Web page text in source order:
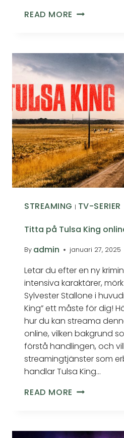
READ MORE
STREAMING | TV-SERIER
Titta på Tulsa King
By admin januari 27, 2025
Letar du efter en ny
intensiva karaktärer,
Sylvester Stallone i
King” ett måste för dig!
hur du kan streama
online, vilken bakgrund
förstå handlingen, och
streamingtjänster som
handlar Tulsa King…
READ MORE